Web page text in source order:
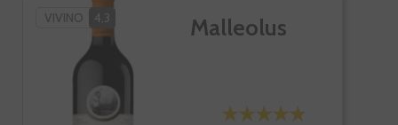
VIVINO 4,3 Malleolus